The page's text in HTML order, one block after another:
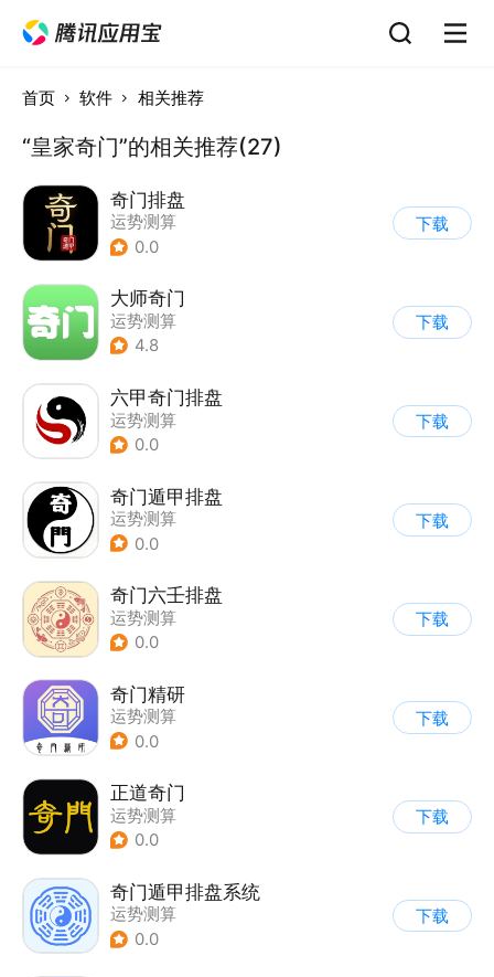
首页 软件 相关推荐
“皇家奇门”的相关推荐(27)
奇门排盘
运势测算
0.0
下载
大师奇门
运势测算
4.8
下载
六甲奇门排盘
运势测算
0.0
下载
奇门遁甲排盘
运势测算
0.0
下载
奇门六壬排盘
运势测算
0.0
下载
奇门精研
运势测算
0.0
下载
正道奇门
运势测算
0.0
下载
奇门遁甲排盘系统
运势测算
0.0
下载